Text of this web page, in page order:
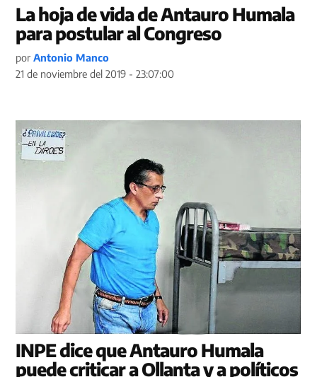
La hoja de vida de Antauro Humala
para postular al Congreso
por Antonio Manco
21 de noviembre del 2019 - 23:07:00
INPE dice que Antauro Humala
puede criticar a Ollanta y a políticos